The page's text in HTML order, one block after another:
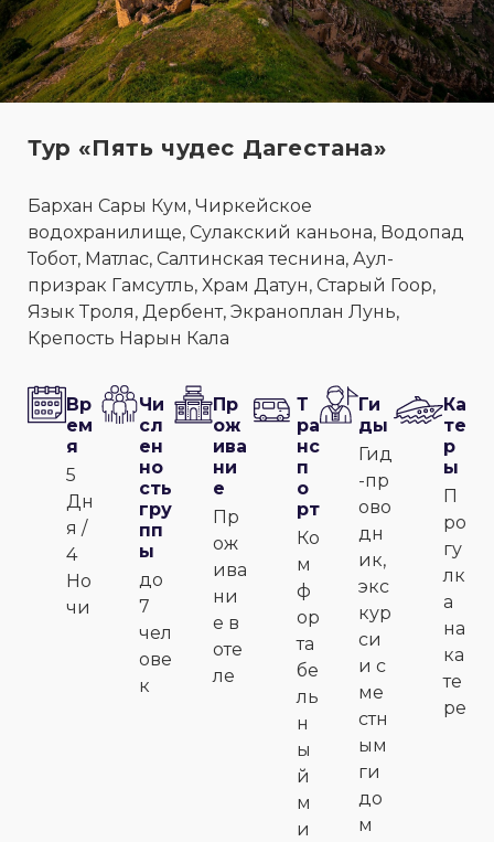
Тур «Пять чудес Дагестана»
Бархан Сары Кум, Чиркейское
водохранилище, Сулакский каньона, Водопад
Тобот, Матлас, Салтинская теснина, Аул-
призрак Гамсутль, Храм Датун, Старый Гоор,
Язык Троля, Дербент, Экраноплан Лунь,
Крепость Нарын Кала
Вр
ем
я
5
Дн
я /
4
Но
чи
Чи
сл
ен
но
сть
гру
пп
ы
до
7
чел
ове
к
Пр
ож
ива
ни
е
Пр
ож
ива
ни
е в
оте
ле
Т
ра
нс
п
о
рт
Ко
м
ф
ор
та
бе
ль
н
ы
й
м
и
Ги
ды
Гид
-пр
ово
дн
ик,
экс
кур
си
и с
ме
стн
ым
ги
до
м
Ка
те
р
ы
П
ро
гу
лк
а
на
ка
те
ре